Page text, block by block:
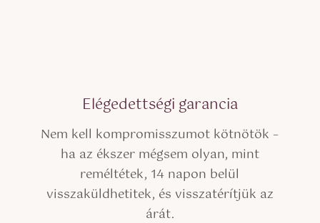
Elégedettségi garancia
Nem kell kompromisszumot kötnötök –
ha az ékszer mégsem olyan, mint
reméltétek, 14 napon belül
visszaküldhetitek, és visszatérítjük az
árát.